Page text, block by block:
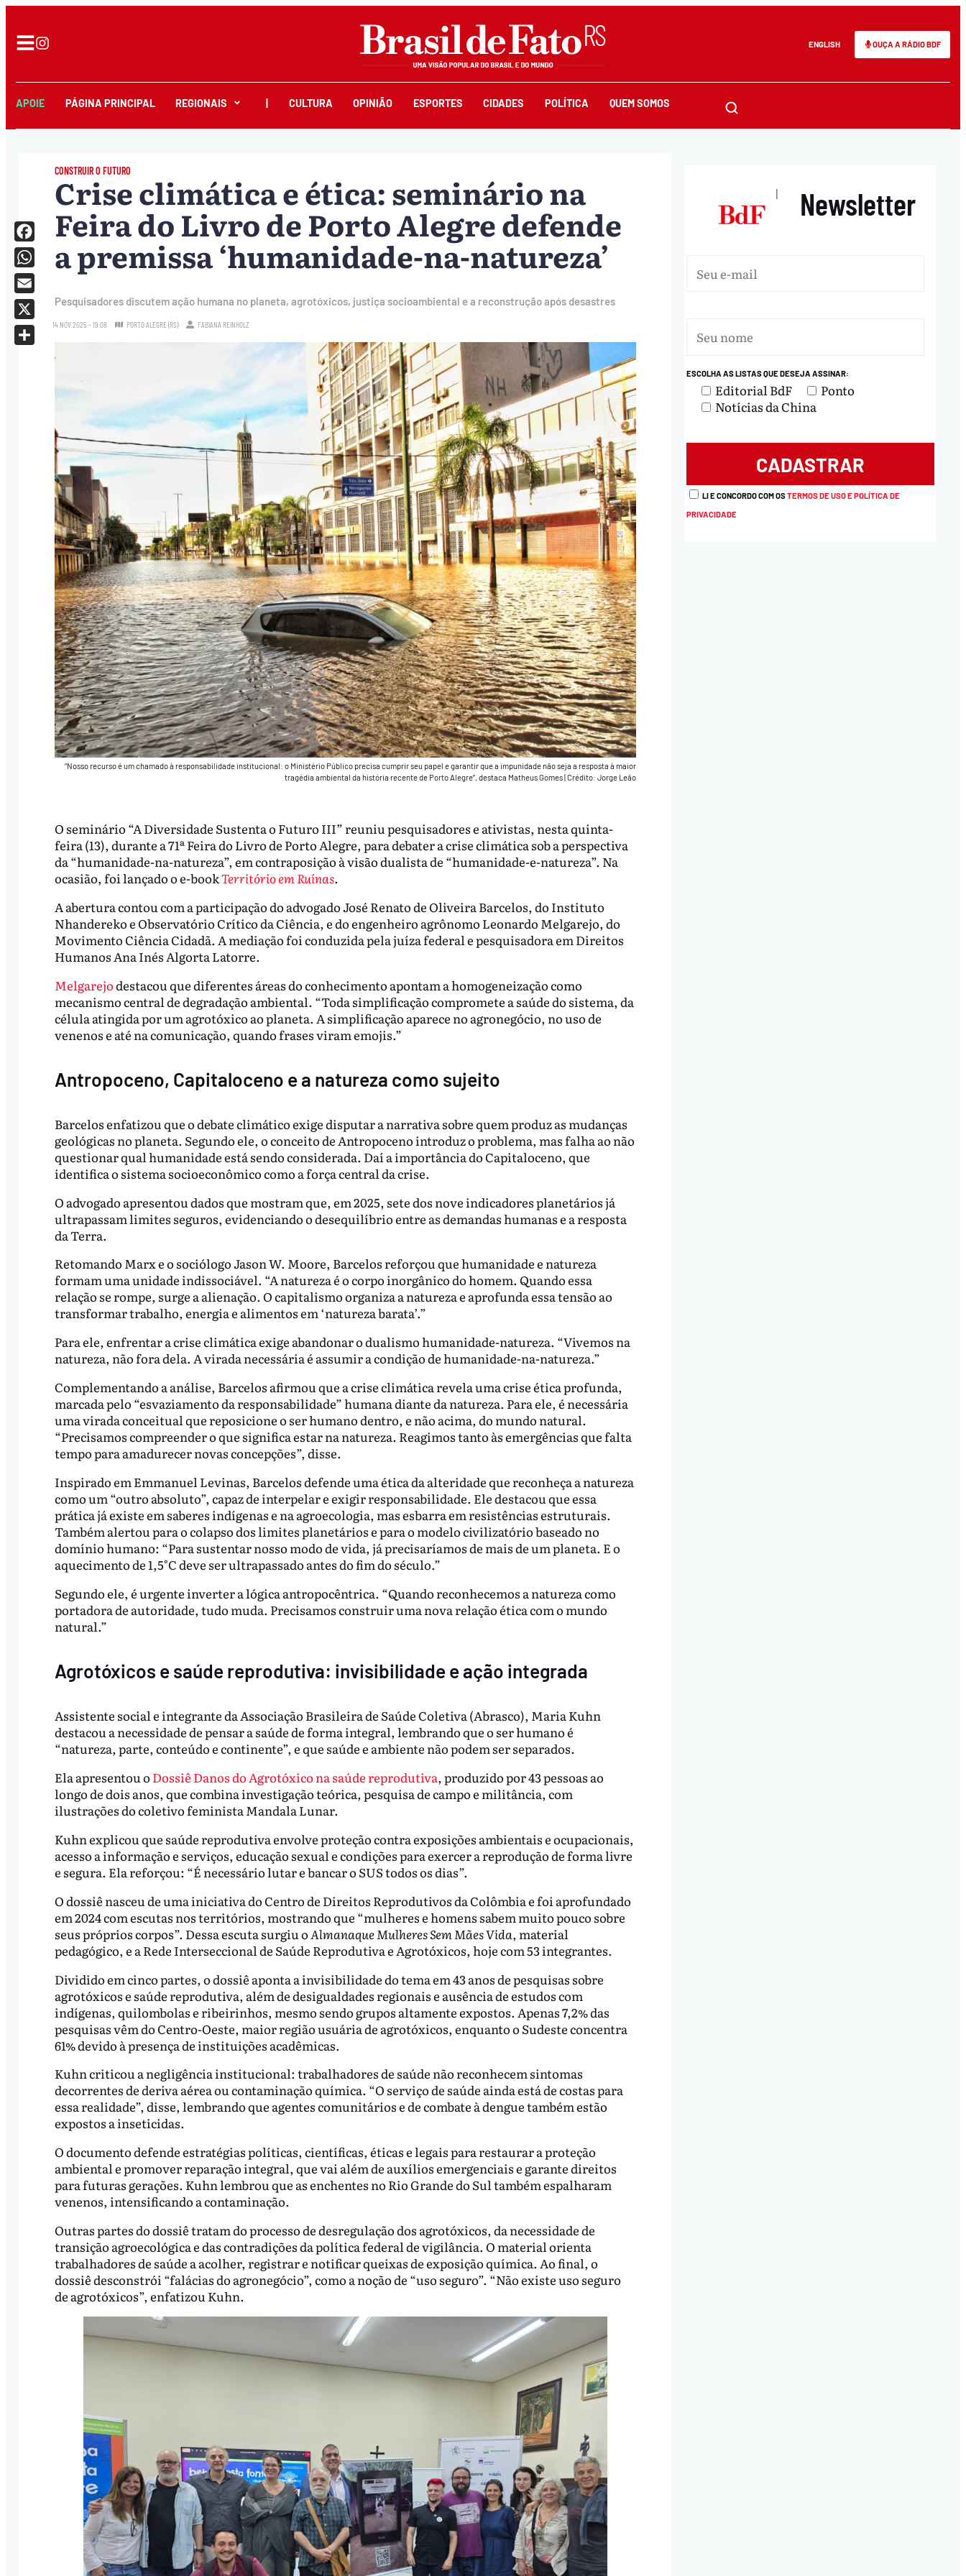
ENGLISH OUÇA A RÁDIO BDF
APOIE PÁGINA PRINCIPAL REGIONAIS CULTURA OPINIÃO ESPORTES CIDADES POLÍTICA QUEM SOMOS
CONSTRUIR O FUTURO
Crise climática e ética: seminário na
Feira do Livro de Porto Alegre defende
a premissa ‘humanidade-na-natureza’
Pesquisadores discutem ação humana no planeta, agrotóxicos, justiça socioambiental e a reconstrução após desastres
14.NOV.2025 - 19:08 PORTO ALEGRE (RS) FABIANA REINHOLZ
“Nosso recurso é um chamado à responsabilidade institucional: o Ministério Público precisa cumprir seu papel e garantir que a impunidade não seja a resposta à maior
tragédia ambiental da história recente de Porto Alegre”, destaca Matheus Gomes Crédito: Jorge Leão
O seminário “A Diversidade Sustenta o Futuro III” reuniu pesquisadores e ativistas, nesta quinta-
feira (13), durante a 71ª Feira do Livro de Porto Alegre, para debater a crise climática sob a perspectiva
da “humanidade-na-natureza”, em contraposição à visão dualista de “humanidade-e-natureza”. Na
ocasião, foi lançado o e-bookTerritório em Ruínas.
A abertura contou com a participação do advogado José Renato de Oliveira Barcelos, do Instituto
Nhandereko e Observatório Crítico da Ciência, e do engenheiro agrônomo Leonardo Melgarejo, do
Movimento Ciência Cidadã. A mediação foi conduzida pela juíza federal e pesquisadora em Direitos
Humanos Ana Inés Algorta Latorre.
Melgarejodestacou que diferentes áreas do conhecimento apontam a homogeneização como
mecanismo central de degradação ambiental. “Toda simplificação compromete a saúde do sistema, da
célula atingida por um agrotóxico ao planeta. A simplificação aparece no agronegócio, no uso de
venenos e até na comunicação, quando frases viram emojis.”
Antropoceno, Capitaloceno e a natureza como sujeito
Barcelos enfatizou que o debate climático exige disputar a narrativa sobre quem produz as mudanças
geológicas no planeta. Segundo ele, o conceito de Antropoceno introduz o problema, mas falha ao não
questionar qual humanidade está sendo considerada. Daí a importância do Capitaloceno, que
identifica o sistema socioeconômico como a força central da crise.
O advogado apresentou dados que mostram que, em 2025, sete dos nove indicadores planetários já
ultrapassam limites seguros, evidenciando o desequilíbrio entre as demandas humanas e a resposta
da Terra.
Retomando Marx e o sociólogo Jason W. Moore, Barcelos reforçou que humanidade e natureza
formam uma unidade indissociável. “A natureza é o corpo inorgânico do homem. Quando essa
relação se rompe, surge a alienação. O capitalismo organiza a natureza e aprofunda essa tensão ao
transformar trabalho, energia e alimentos em ‘natureza barata’.”
Para ele, enfrentar a crise climática exige abandonar o dualismo humanidade-natureza. “Vivemos na
natureza, não fora dela. A virada necessária é assumir a condição de humanidade-na-natureza.”
Complementando a análise, Barcelos afirmou que a crise climática revela uma crise ética profunda,
marcada pelo “esvaziamento da responsabilidade” humana diante da natureza. Para ele, é necessária
uma virada conceitual que reposicione o ser humano dentro, e não acima, do mundo natural.
“Precisamos compreender o que significa estar na natureza. Reagimos tanto às emergências que falta
tempo para amadurecer novas concepções”, disse.
Inspirado em Emmanuel Levinas, Barcelos defende uma ética da alteridade que reconheça a natureza
como um “outro absoluto”, capaz de interpelar e exigir responsabilidade. Ele destacou que essa
prática já existe em saberes indígenas e na agroecologia, mas esbarra em resistências estruturais.
Também alertou para o colapso dos limites planetários e para o modelo civilizatório baseado no
domínio humano: “Para sustentar nosso modo de vida, já precisaríamos de mais de um planeta. E o
aquecimento de 1,5°C deve ser ultrapassado antes do fim do século.”
Segundo ele, é urgente inverter a lógica antropocêntrica. “Quando reconhecemos a natureza como
portadora de autoridade, tudo muda. Precisamos construir uma nova relação ética com o mundo
natural.”
Agrotóxicos e saúde reprodutiva: invisibilidade e ação integrada
Assistente social e integrante da Associação Brasileira de Saúde Coletiva (Abrasco), Maria Kuhn
destacou a necessidade de pensar a saúde de forma integral, lembrando que o ser humano é
“natureza, parte, conteúdo e continente”, e que saúde e ambiente não podem ser separados.
Ela apresentou o Dossiê Danos do Agrotóxico na saúde reprodutiva, produzido por 43 pessoas ao
longo de dois anos, que combina investigação teórica, pesquisa de campo e militância, com
ilustrações do coletivo feminista Mandala Lunar.
Kuhn explicou que saúde reprodutiva envolve proteção contra exposições ambientais e ocupacionais,
acesso a informação e serviços, educação sexual e condições para exercer a reprodução de forma livre
e segura. Ela reforçou: “É necessário lutar e bancar o SUS todos os dias”.
O dossiê nasceu de uma iniciativa do Centro de Direitos Reprodutivos da Colômbia e foi aprofundado
em 2024 com escutas nos territórios, mostrando que “mulheres e homens sabem muito pouco sobre
seus próprios corpos”. Dessa escuta surgiu o Almanaque Mulheres Sem Mães Vida, material
pedagógico, e a Rede Interseccional de Saúde Reprodutiva e Agrotóxicos, hoje com 53 integrantes.
Dividido em cinco partes, o dossiê aponta a invisibilidade do tema em 43 anos de pesquisas sobre
agrotóxicos e saúde reprodutiva, além de desigualdades regionais e ausência de estudos com
indígenas, quilombolas e ribeirinhos, mesmo sendo grupos altamente expostos. Apenas 7,2% das
pesquisas vêm do Centro-Oeste, maior região usuária de agrotóxicos, enquanto o Sudeste concentra
61% devido à presença de instituições acadêmicas.
Kuhn criticou a negligência institucional: trabalhadores de saúde não reconhecem sintomas
decorrentes de deriva aérea ou contaminação química. “O serviço de saúde ainda está de costas para
essa realidade”, disse, lembrando que agentes comunitários e de combate à dengue também estão
expostos a inseticidas.
O documento defende estratégias políticas, científicas, éticas e legais para restaurar a proteção
ambiental e promover reparação integral, que vai além de auxílios emergenciais e garante direitos
para futuras gerações. Kuhn lembrou que as enchentes no Rio Grande do Sul também espalharam
venenos, intensificando a contaminação.
Outras partes do dossiê tratam do processo de desregulação dos agrotóxicos, da necessidade de
transição agroecológica e das contradições da política federal de vigilância. O material orienta
trabalhadores de saúde a acolher, registrar e notificar queixas de exposição química. Ao final, o
dossiê desconstrói “falácias do agronegócio”, como a noção de “uso seguro”. “Não existe uso seguro
de agrotóxicos”, enfatizou Kuhn.
Facebook
WhatsApp
Email
X
| Newsletter
ESCOLHA AS LISTAS QUE DESEJA ASSINAR:
Editorial BdF
Ponto
Notícias da China
LI E CONCORDO COM OSTERMOS DE USO E POLÍTICA DE
PRIVACIDADE